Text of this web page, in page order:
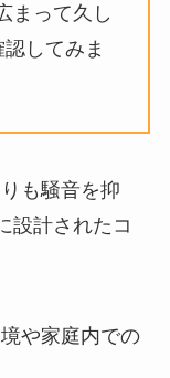
まって久し
してみま
も騒音を抑
設計されたコ
や家庭内での